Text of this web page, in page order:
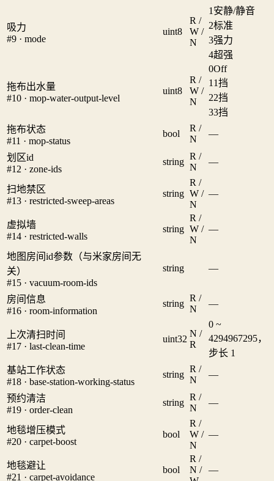
吸力
#9 · mode
uint8
R /
W /
N
1 安静/静音
2标准
3强力
4超强
拖布出水量
#10 · mop-water-output-level
uint8
R /
W /
N
0Off
1 1挡
22挡
33挡
拖布状态
#11 · mop-status
bool
R /
N
—
划区id
#12 · zone-ids
string
R /
N
—
扫地禁区
#13 · restricted-sweep-areas
string
R /
W /
N
—
虚拟墙
#14 · restricted-walls
string
R /
W /
N
—
地图房间id参数（与米家房间无
关）
#15 · vacuum-room-ids
string —
房间信息
#16 · room-information
string
R /
N
—
上次清扫时间
#17 · last-clean-time
uint32
N /
R
0 ~
4294967295，
步长 1
基站工作状态
#18 · base-station-working-status
string
R /
N
—
预约清洁
#19 · order-clean
string
R /
N
—
地毯增压模式
#20 · carpet-boost
bool
R /
W /
N
—
地毯避让
#21 · carpet-avoidance
bool
R /
N /
—